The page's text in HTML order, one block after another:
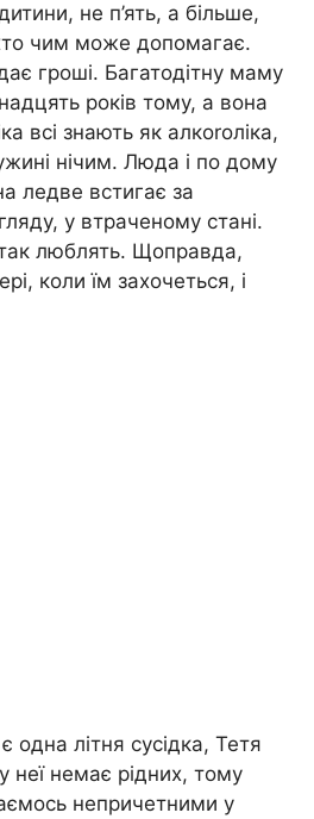
не п’ять, а більше,
чим може допомагає.
гроші. Багатодітну маму
років тому, а вона
всі знають як алкоrоліка,
нічим. Люда і по дому
ледве встигає за
у втраченому стані.
так люблять. Щоправда,
коли їм захочеться, і
літня сусідка, Тетя
неї немає рідних, тому
непричетними у